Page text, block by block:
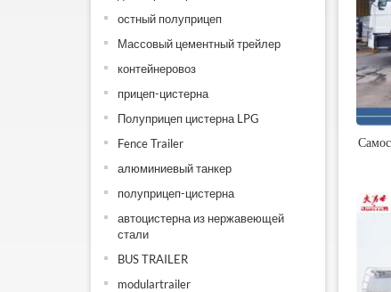
остный полуприцеп
Массовый цементный трейлер
контейнеровоз
прицеп-цистерна
Полуприцеп цистерна LPG
Fence Trailer
алюминиевый танкер
полуприцеп-цистерна
автоцистерна из нержавеющей
стали
BUS TRAILER
modulartrailer